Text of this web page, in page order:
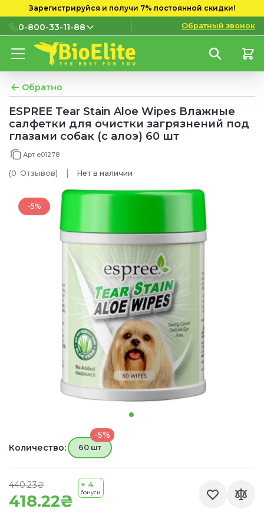
Зарегистрируйся и получи 7% постоянной скидки!
0-800-33-11-88
0-800-33-11-88
мобильных номеров
(097) 133 11 88
(095) 133 11 88
(073) 133 11 88
Обратный звонок
Обратно
ESPREE Tear Stain Aloe Wipes Влажные
салфетки для очистки загрязнений под
глазами собак (с алоэ) 60 шт
Арт e01278
(0 Отзывов) Нет в наличии
-5%
418.22₴
440.23₴ + 4
бонуси
Количество:
-5%
60 шт